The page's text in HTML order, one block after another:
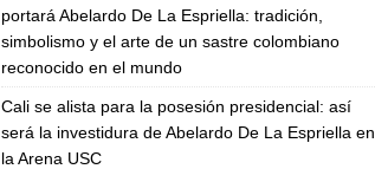
portará Abelardo De La Espriella: tradición,
simbolismo y el arte de un sastre colombiano
reconocido en el mundo
Cali se alista para la posesión presidencial: así
será la investidura de Abelardo De La Espriella en
la Arena USC